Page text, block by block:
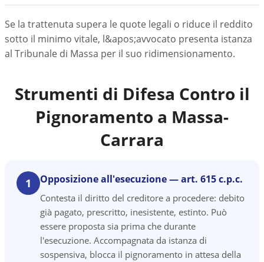
Se la trattenuta supera le quote legali o riduce il reddito
sotto il minimo vitale, l&apos;avvocato presenta istanza
al Tribunale di Massa per il suo ridimensionamento.
Strumenti di Difesa Contro il
Pignoramento a Massa-
Carrara
1 Opposizione all'esecuzione — art. 615 c.p.c.
Contesta il diritto del creditore a procedere: debito
già pagato, prescritto, inesistente, estinto. Può
essere proposta sia prima che durante
l'esecuzione. Accompagnata da istanza di
sospensiva, blocca il pignoramento in attesa della